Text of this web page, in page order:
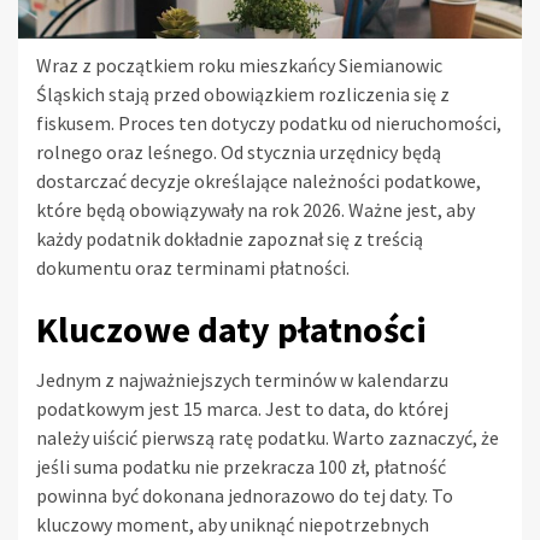
Wraz z początkiem roku mieszkańcy Siemianowic
Śląskich stają przed obowiązkiem rozliczenia się z
fiskusem. Proces ten dotyczy podatku od nieruchomości,
rolnego oraz leśnego. Od stycznia urzędnicy będą
dostarczać decyzje określające należności podatkowe,
które będą obowiązywały na rok 2026. Ważne jest, aby
każdy podatnik dokładnie zapoznał się z treścią
dokumentu oraz terminami płatności.
Kluczowe daty płatności
Jednym z najważniejszych terminów w kalendarzu
podatkowym jest 15 marca. Jest to data, do której
należy uiścić pierwszą ratę podatku. Warto zaznaczyć, że
jeśli suma podatku nie przekracza 100 zł, płatność
powinna być dokonana jednorazowo do tej daty. To
kluczowy moment, aby uniknąć niepotrzebnych